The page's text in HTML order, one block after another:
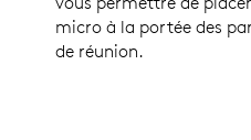
micro à la portée des
de réunion.